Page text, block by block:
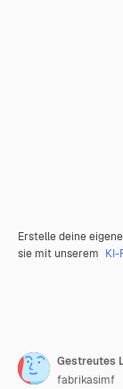
Erstelle deine
sie mit unserem KI-
Gestreutes
fabrikasimf